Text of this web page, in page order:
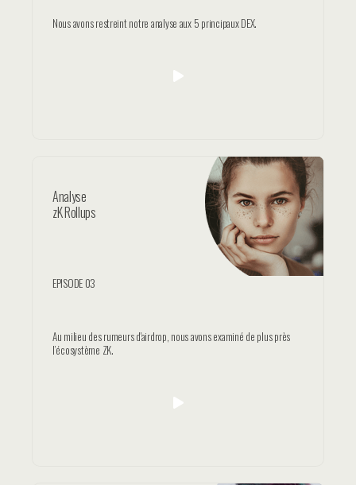
Nous avons restreint notre analyse aux 5 principaux DEX.
Analyse
zK Rollups
EPISODE 03
Au milieu des rumeurs d'airdrop, nous avons examiné de plus près
l’écosystème ZK.